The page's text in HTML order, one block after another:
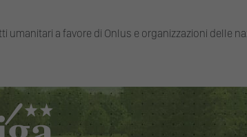
a favore di Onlus e organizzazioni delle